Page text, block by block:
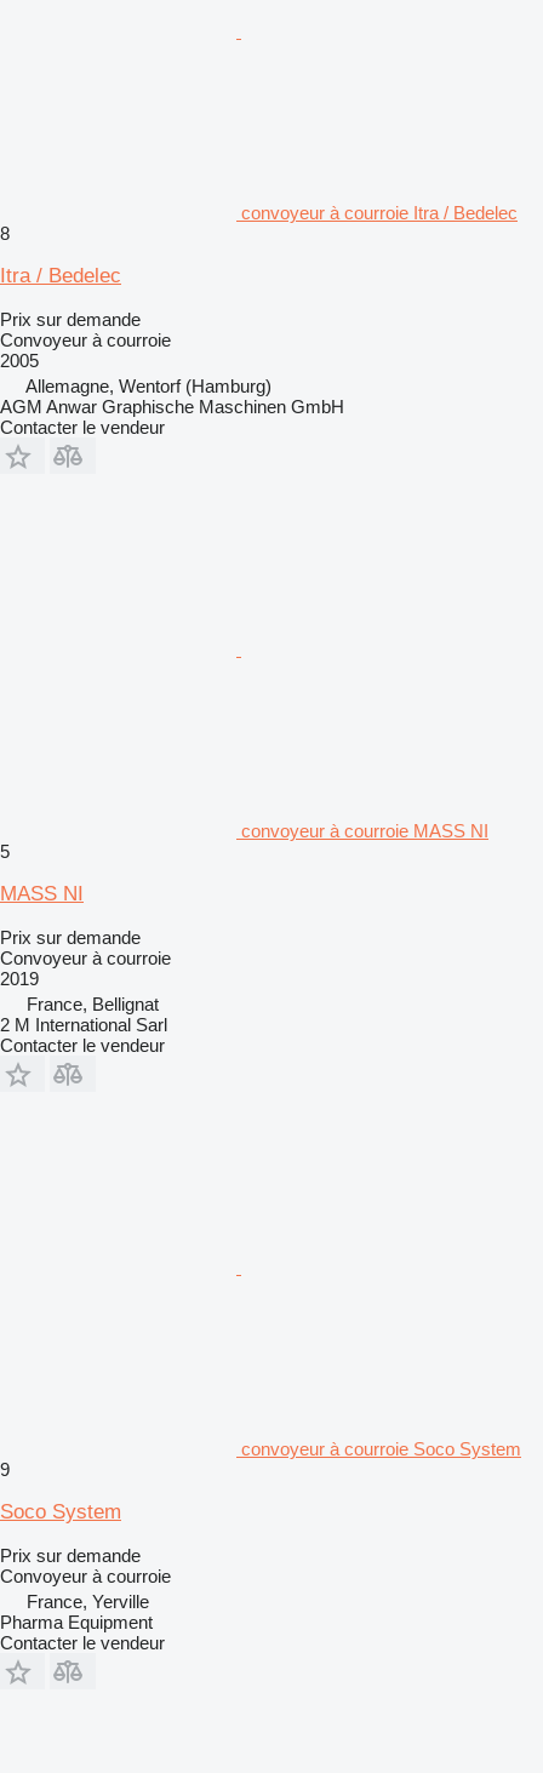
convoyeur à courroie Itra / Bedelec
8
Itra / Bedelec
Prix sur demande
Convoyeur à courroie
2005
Allemagne, Wentorf (Hamburg)
AGM Anwar Graphische Maschinen GmbH
Contacter le vendeur
convoyeur à courroie MASS NI
5
MASS NI
Prix sur demande
Convoyeur à courroie
2019
France, Bellignat
2 M International Sarl
Contacter le vendeur
convoyeur à courroie Soco System
9
Soco System
Prix sur demande
Convoyeur à courroie
France, Yerville
Pharma Equipment
Contacter le vendeur